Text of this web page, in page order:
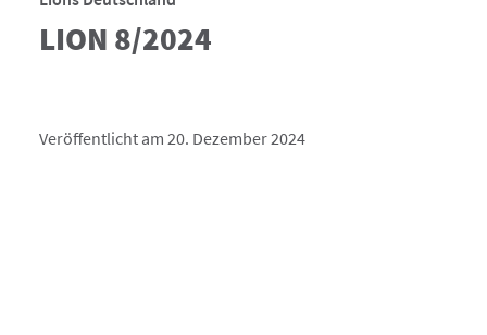
LION 8/2024
Veröffentlicht am 20. Dezember 2024